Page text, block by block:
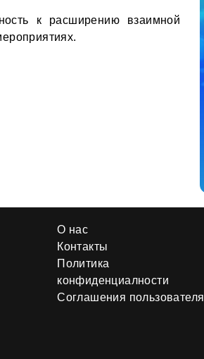
к расширению взаимной
О нас
Контакты
Политика
конфиденциалности
Соглашения пользователя